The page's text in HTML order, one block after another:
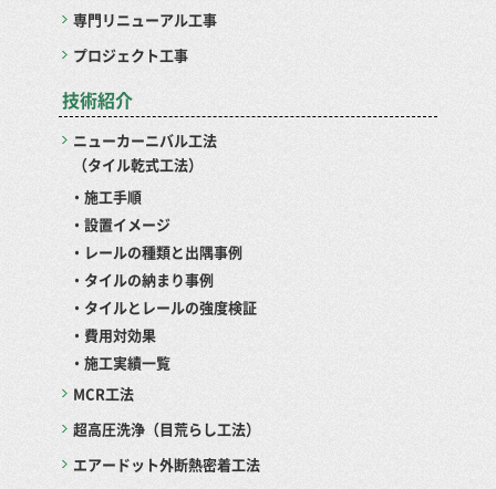
専門リニューアル工事
プロジェクト工事
技術紹介
ニューカーニバル工法
（タイル乾式工法）
・施工手順
・設置イメージ
・レールの種類と出隅事例
・タイルの納まり事例
・タイルとレールの強度検証
・費用対効果
・施工実績一覧
MCR工法
超高圧洗浄（目荒らし工法）
エアードット外断熱密着工法